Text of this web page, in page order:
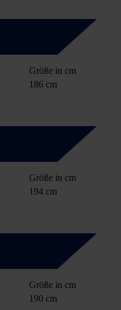
Größe in cm
186 cm
Größe in cm
194 cm
Größe in cm
190 cm